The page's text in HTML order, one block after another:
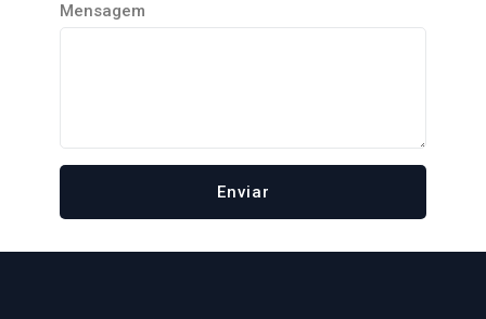
Mensagem